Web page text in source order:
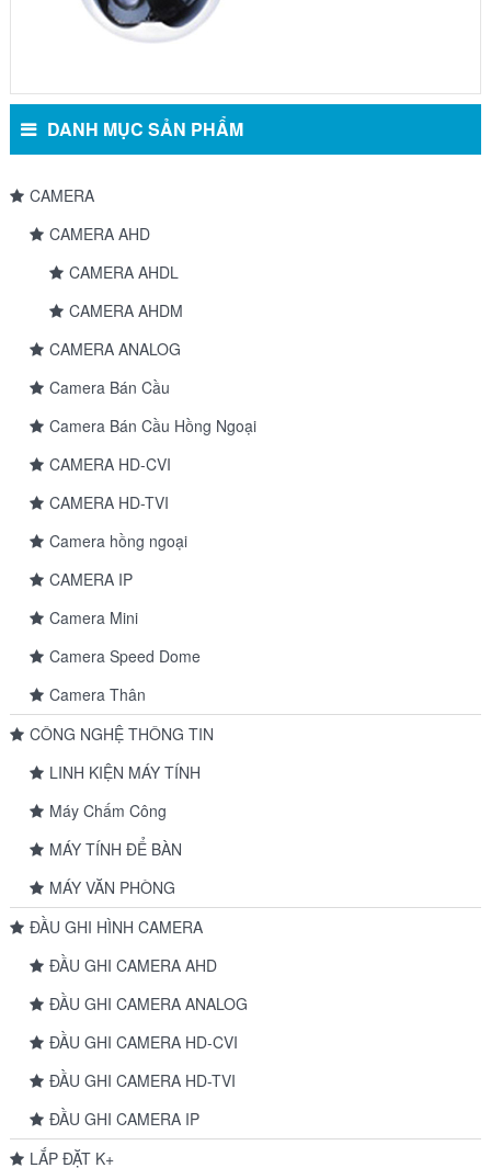
DANH MỤC SẢN PHẨM
CAMERA
CAMERA AHD
CAMERA AHDL
CAMERA AHDM
CAMERA ANALOG
Camera Bán Cầu
Camera Bán Cầu Hồng Ngoại
CAMERA HD-CVI
CAMERA HD-TVI
Camera hồng ngoại
CAMERA IP
Camera Mini
Camera Speed Dome
Camera Thân
CÔNG NGHỆ THÔNG TIN
LINH KIỆN MÁY TÍNH
Máy Chấm Công
MÁY TÍNH ĐỂ BÀN
MÁY VĂN PHÒNG
ĐẦU GHI HÌNH CAMERA
ĐẦU GHI CAMERA AHD
ĐẦU GHI CAMERA ANALOG
ĐẦU GHI CAMERA HD-CVI
ĐẦU GHI CAMERA HD-TVI
ĐẦU GHI CAMERA IP
LẮP ĐẶT K+